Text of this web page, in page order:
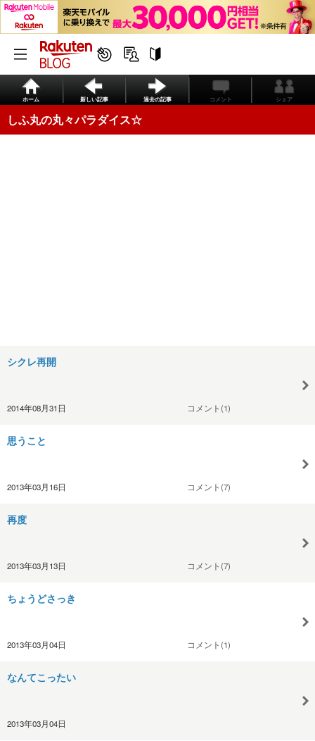
ホーム 新しい記事 過去の記事 コメント シェア
しふ丸の丸々パラダイス☆
シクレ再開
2014年08月31日 コメント(1)
思うこと
2013年03月16日 コメント(7)
再度
2013年03月13日 コメント(7)
ちょうどさっき
2013年03月04日 コメント(1)
なんてこったい
2013年03月04日